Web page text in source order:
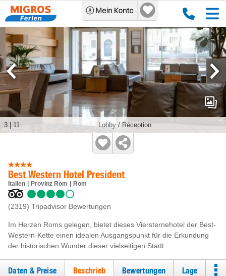
Best Western Hotel President
Italien Provinz Rom Rom
(2319) Tripadvisor Bewertungen
Im Herzen Roms gelegen, bietet dieses Viersternehotel der Best-
Western-Kette einen idealen Ausgangspunkt für die Erkundung
der historischen Wunder dieser vielseitigen Stadt.
Lobby / Réception
3 11
Daten & Preise Beschrieb Bewertungen Lage